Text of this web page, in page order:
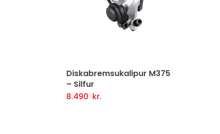
Diskabremsukalipur M375
– Silfur
8.490 kr.
Setja Í Körfu